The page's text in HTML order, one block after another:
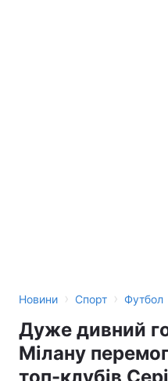
Новини › Спорт › Футбол
Дуже дивний
Мілану